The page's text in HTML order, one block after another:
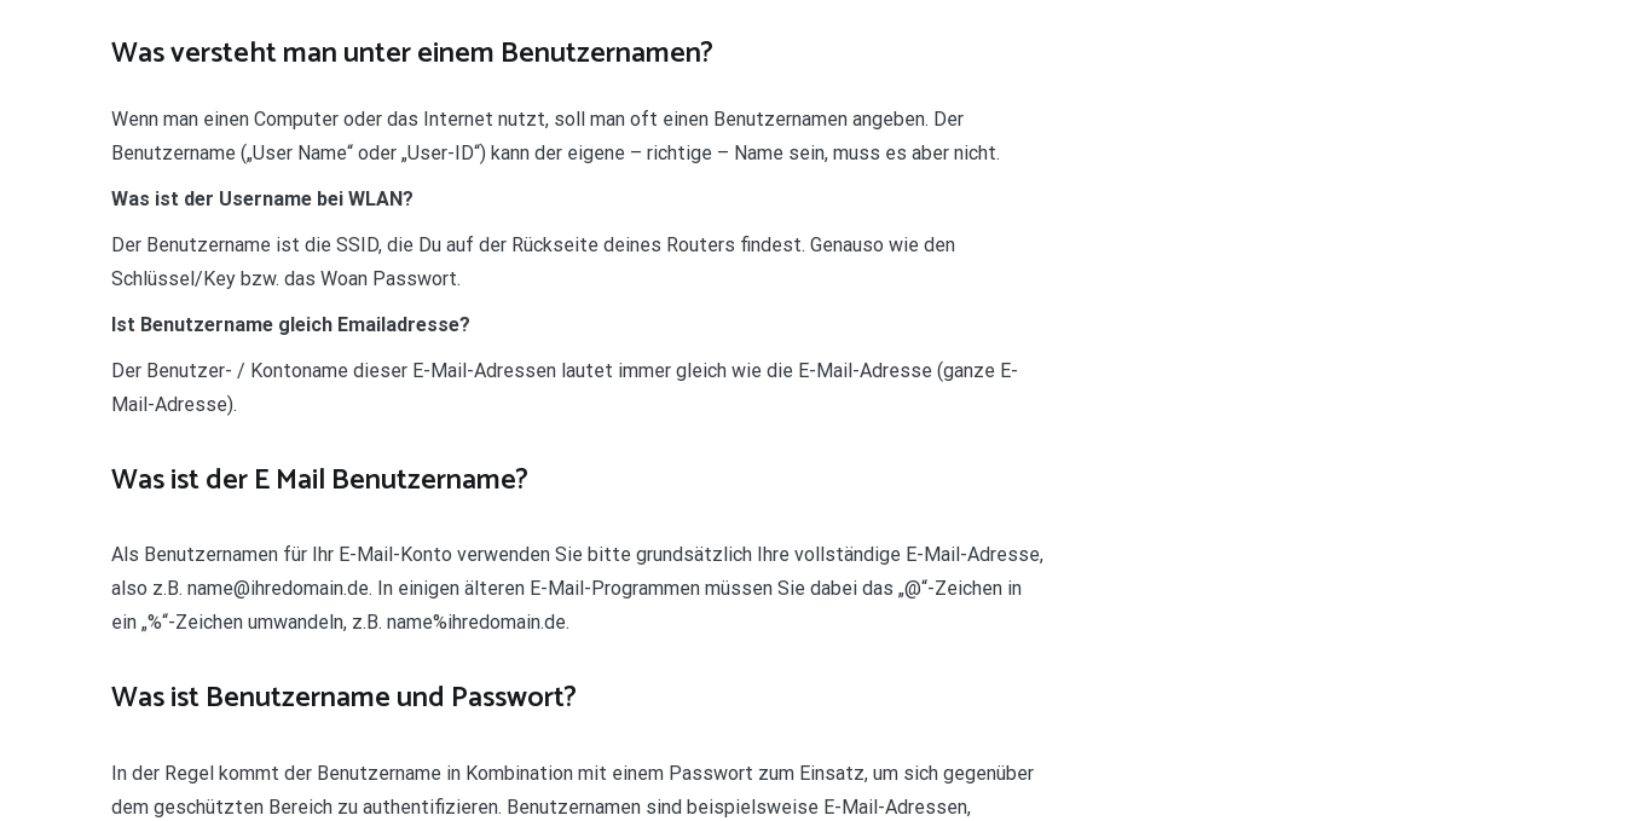
Was versteht man unter einem Benutzernamen?
Wenn man einen Computer oder das Internet nutzt, soll man oft einen Benutzernamen angeben. Der
Benutzername („User Name“ oder „User-ID“) kann der eigene – richtige – Name sein, muss es aber nicht.
Was ist der Username bei WLAN?
Der Benutzername ist die SSID, die Du auf der Rückseite deines Routers findest. Genauso wie den
Schlüssel/Key bzw. das Woan Passwort.
Ist Benutzername gleich Emailadresse?
Der Benutzer- / Kontoname dieser E-Mail-Adressen lautet immer gleich wie die E-Mail-Adresse (ganze E-
Mail-Adresse).
Was ist der E Mail Benutzername?
Als Benutzernamen für Ihr E-Mail-Konto verwenden Sie bitte grundsätzlich Ihre vollständige E-Mail-Adresse,
also z.B. name@ihredomain.de. In einigen älteren E-Mail-Programmen müssen Sie dabei das „@“-Zeichen in
ein „%“-Zeichen umwandeln, z.B. name%ihredomain.de.
Was ist Benutzername und Passwort?
In der Regel kommt der Benutzername in Kombination mit einem Passwort zum Einsatz, um sich gegenüber
dem geschützten Bereich zu authentifizieren. Benutzernamen sind beispielsweise E-Mail-Adressen,